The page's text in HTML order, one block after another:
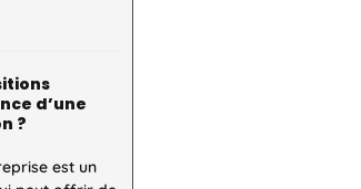
d’une
?
est un